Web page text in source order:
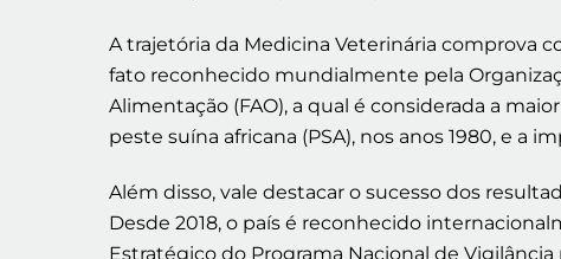
A trajetória da Medicina Veterinária comprova
fato reconhecido mundialmente pela
Alimentação (FAO), a qual é considerada a
peste suína africana (PSA), nos anos 1980, e a
Além disso, vale destacar o sucesso dos
Desde 2018, o país é reconhecido
Estratégico do Programa Nacional de